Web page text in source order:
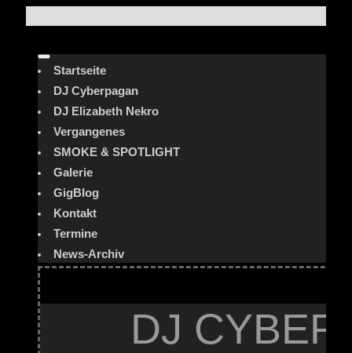
Startseite
DJ Cyberpagan
DJ Elizabeth Nekro
Vergangenes
SMOKE & SPOTLIGHT
Galerie
GigBlog
Kontakt
Termine
News-Archiv
DJ